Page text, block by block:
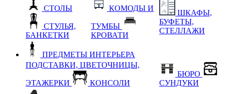
СТОЛЫ
СТУЛЬЯ,
БАНКЕТКИ
КОМОДЫ И
ТУМБЫ
КРОВАТИ
ШКАФЫ,
БУФЕТЫ,
СТЕЛЛАЖИ
ПРЕДМЕТЫ ИНТЕРЬЕРА
ПОДСТАВКИ, ЦВЕТОЧНИЦЫ,
ЭТАЖЕРКИ КОНСОЛИ
БЮРО
СУНДУКИ